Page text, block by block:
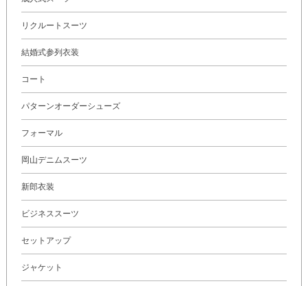
リクルートスーツ
結婚式参列衣装
コート
パターンオーダーシューズ
フォーマル
岡山デニムスーツ
新郎衣装
ビジネススーツ
セットアップ
ジャケット